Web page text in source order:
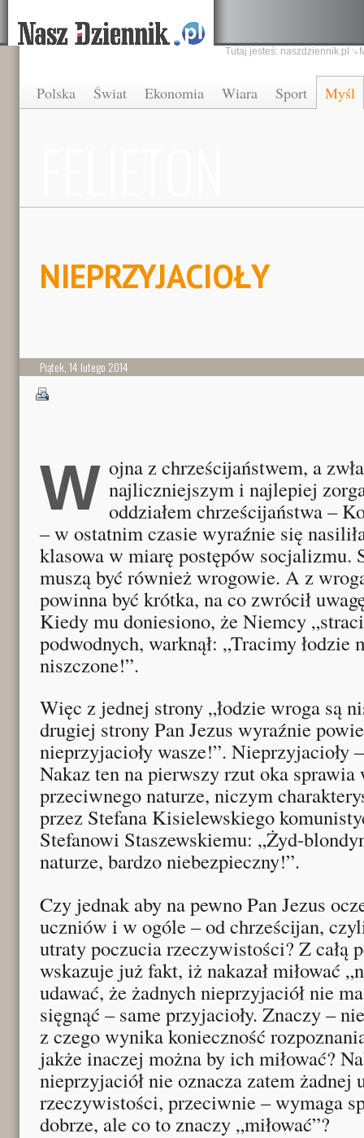
Polska Świat Ekonomia Wiara Sport Myśl
Tutaj jesteś: naszdziennik.pl
NIEPRZYJACIOŁY
Piątek, 14 lutego 2014
Wojna z chrześcijaństwem, a zwłaszcza z najliczniejszym i najlepiej
oddziałem chrześcijaństwa –
– w ostatnim czasie wyraźnie się
klasowa w miarę postępów socjalizmu.
muszą być również wrogowie. A z
powinna być krótka, na co zwrócił
Kiedy mu doniesiono, że Niemcy
podwodnych, warknął: „Tracimy
niszczone!”.
Więc z jednej strony „łodzie wroga są
drugiej strony Pan Jezus wyraźnie
nieprzyjacioły wasze!”. Nieprzyjacioły
Nakaz ten na pierwszy rzut oka sprawia
przeciwnego naturze, niczym
przez Stefana Kisielewskiego
Stefanowi Staszewskiemu: „Żyd-
naturze, bardzo niebezpieczny!”.
Czy jednak aby na pewno Pan Jezus
uczniów i w ogóle – od chrześcijan,
utraty poczucia rzeczywistości? Z całą
wskazuje już fakt, iż nakazał miłować
udawać, że żadnych nieprzyjaciół nie
sięgnąć – same przyjacioły. Znaczy –
z czego wynika konieczność
jakże inaczej można by ich miłować?
nieprzyjaciół nie oznacza zatem żadnej
rzeczywistości, przeciwnie – wymaga
dobrze, ale co to znaczy „miłować”?